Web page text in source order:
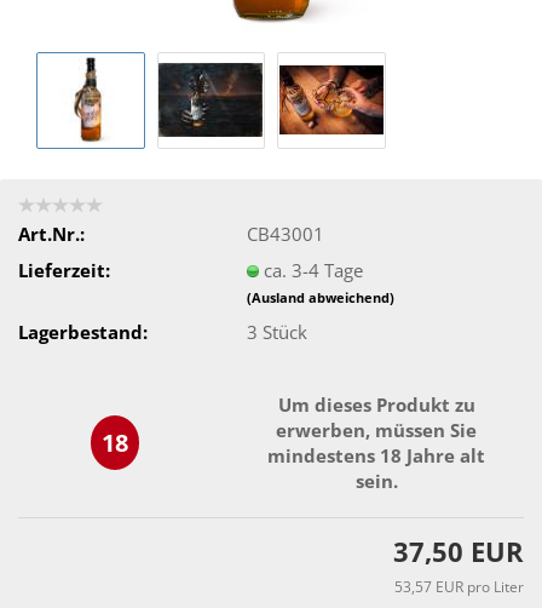
Art.Nr.:
CB43001
Lieferzeit:
ca. 3-4 Tage
(Ausland abweichend)
Lagerbestand: 3 Stück
18
Um dieses Produkt zu
erwerben, müssen Sie
mindestens 18 Jahre alt
sein.
37,50 EUR
53,57 EUR pro Liter